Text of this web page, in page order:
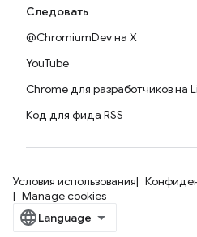
Следовать
@ChromiumDev на X
YouTube
Chrome для разработчиков на
Код для фида RSS
Условия использования
Manage cookies